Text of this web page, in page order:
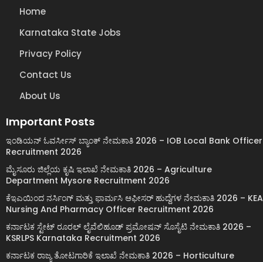
Home
Karnataka State Jobs
Privacy Policy
Contact Us
About Us
Important Posts
ಇಂಡಿಯನ್ ಓವರ್ಸೀಸ್ ಬ್ಯಾಂಕ್ ನೇಮಕಾತಿ 2026 – IOB Local Bank Officer
Recruitment 2026
ಮೈಸೂರು ಜಿಲ್ಲೆಯ ಕೃಷಿ ಇಲಾಖೆ ನೇಮಕಾತಿ 2026 – Agriculture
Department Mysore Recruitment 2026
ಕೆಇಎಯಿಂದ ನರ್ಸಿಂಗ್ ಮತ್ತು ಫಾರ್ಮಸಿ ಆಫೀಸರ್ ಹುದ್ದೆಗಳ ನೇಮಕಾತಿ 2026 – KEA
Nursing And Pharmacy Officer Recruitment 2026
ಕರ್ನಾಟಕ ಸ್ಟೇಟ್ ರೂರಲ್ ಲೈವೆಲಿಹೂಡ್ ಪ್ರಮೋಷನ್ ಸೊಸೈಟಿ ನೇಮಕಾತಿ 2026 –
KSRLPS Karnataka Recruitment 2026
ಕರ್ನಾಟಕ ರಾಜ್ಯ ತೋಟಗಾರಿಕೆ ಇಲಾಖೆ ನೇಮಕಾತಿ 2026 – Horticulture